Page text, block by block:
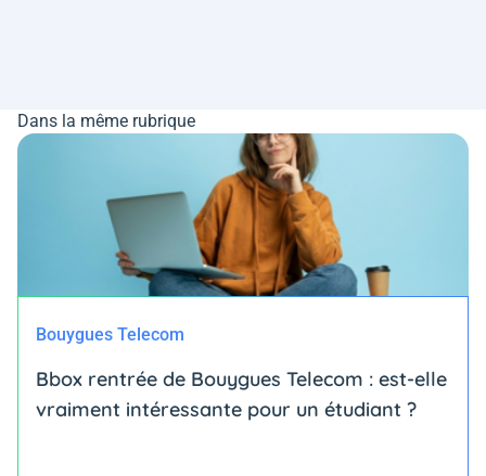
Dans la même rubrique
Bouygues Telecom
Bbox rentrée de Bouygues Telecom : est-elle
vraiment intéressante pour un étudiant ?